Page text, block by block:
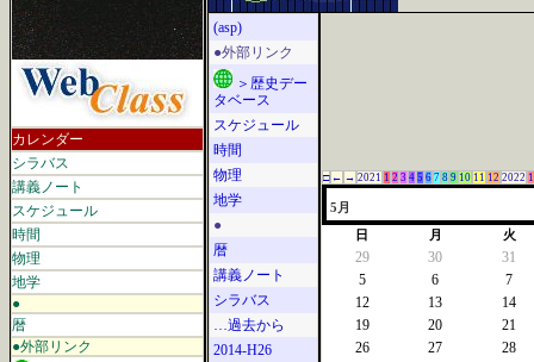
カレンダー
シラバス
講義ノート
スケジュール
時間
物理
地学
●
暦
●外部リンク
(asp)
●外部リンク
＞歴史デー
タベース
スケジュール
時間
物理
地学
●
暦
講義ノート
シラバス
…過去から
2014-H26
□ ← → 2021 1 2 3 4 5 6 7 8 9 10 11 12 2022 1
5月
日 月 火
29 30
31
5
6
7
12
13
14
19
20
21
26
27
28